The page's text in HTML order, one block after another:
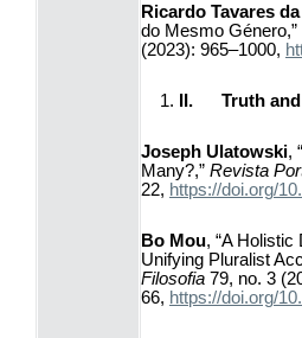
Ricardo Tavares
do Mesmo Género,”
(2023): 965–1000,
II. Truth
Joseph Ulatowski,
Many?,” Revista
22, https://doi.org/
Bo Mou, “A
Unifying Pluralist
Filosofia 79, no. 3
66, https://doi.org/